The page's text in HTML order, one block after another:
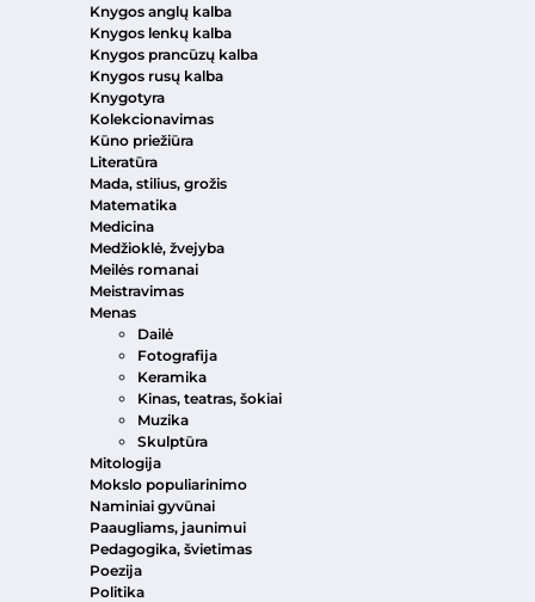
Knygos anglų kalba
Knygos lenkų kalba
Knygos prancūzų kalba
Knygos rusų kalba
Knygotyra
Kolekcionavimas
Kūno priežiūra
Literatūra
Mada, stilius, grožis
Matematika
Medicina
Medžioklė, žvejyba
Meilės romanai
Meistravimas
Menas
Dailė
Fotografija
Keramika
Kinas, teatras, šokiai
Muzika
Skulptūra
Mitologija
Mokslo populiarinimo
Naminiai gyvūnai
Paaugliams, jaunimui
Pedagogika, švietimas
Poezija
Politika